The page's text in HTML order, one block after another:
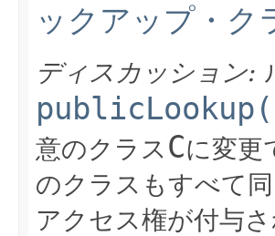
ックアップ・ク
ディスカッション:
意のクラス Cに変更
のクラスもすべて
アクセス権が付与